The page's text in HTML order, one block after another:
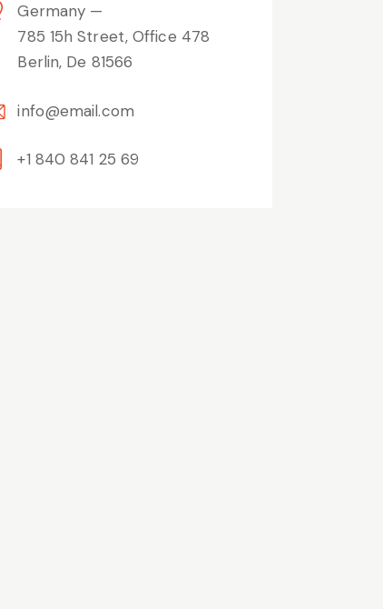
Germany —
785 15h Street, Office 478
Berlin, De 81566
info@email.com
+1 840 841 25 69